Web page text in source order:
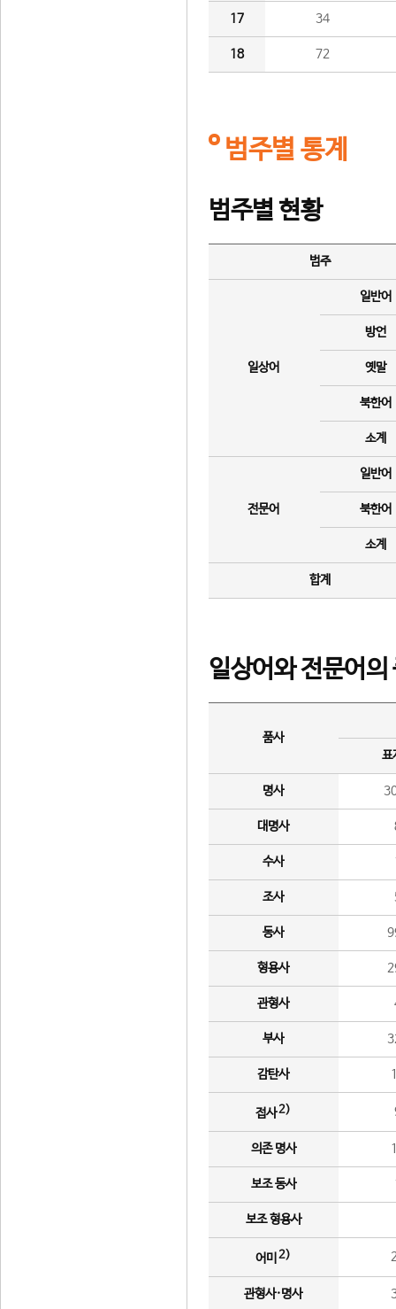
17 34
18 72
범주별 통계
범주별 현황
범주
일상어
일반어
방언
옛말
북한어
소계
전문어
일반어
북한어
소계
합계
일상어와 전문어의
품사
표
명사
대명사
수사
조사
동사
형용사
관형사
부사
감탄사
접사2)
의존 명사
보조 동사
보조 형용사
어미 2)
관형사·명사